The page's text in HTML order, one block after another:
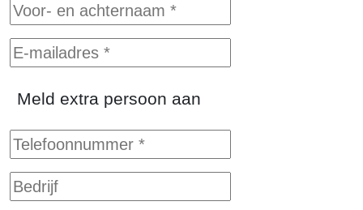
Meld extra persoon aan